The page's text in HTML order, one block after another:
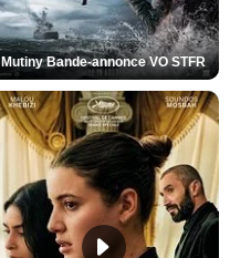
Mutiny Bande-annonce VO STFR